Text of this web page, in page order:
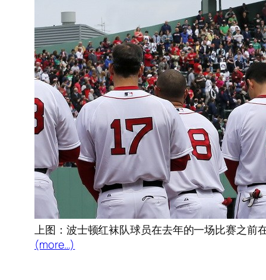
上图：波士顿红袜队球员在去年的一场比赛之前
(more…)